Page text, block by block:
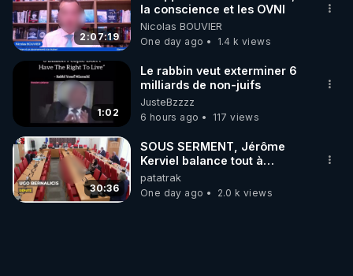
2:07:19
la conscience et les OVNI
Nicolas BOUVIER
One day ago
1.4 k views
1:02
Le rabbin veut exterminer 6
milliards de non-juifs
JusteBzzzz
6 hours ago
117 views
30:36
SOUS SERMENT, Jérôme
Kerviel balance tout à
l'Assemblée !
patatrak
One day ago
2.0 k views